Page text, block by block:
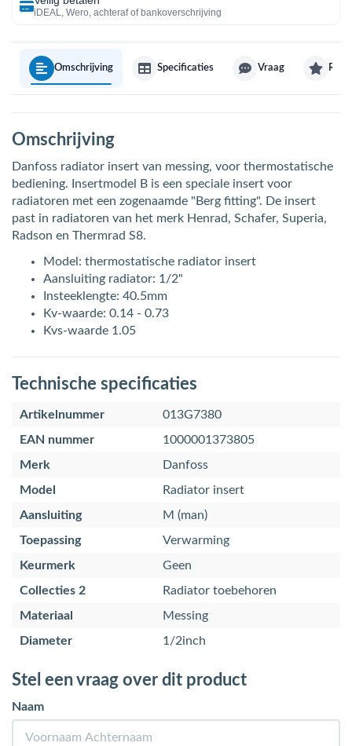
iDEAL, Wero, achteraf of bankoverschrijving
Omschrijving Specificaties Vraag
Omschrijving
Danfoss radiator insert van messing, voor thermostatische
bediening. Insertmodel B is een speciale insert voor
radiatoren met een zogenaamde "Berg fitting". De insert
past in radiatoren van het merk Henrad, Schafer, Superia,
Radson en Thermrad S8.
Model: thermostatische radiator insert
Aansluiting radiator: 1/2"
Insteeklengte: 40.5mm
Kv-waarde: 0.14 - 0.73
Kvs-waarde 1.05
Technische specificaties
Artikelnummer
013G7380
EAN nummer
1000001373805
Merk
Danfoss
Model
Radiator insert
Aansluiting
M (man)
Toepassing
Verwarming
Keurmerk
Geen
Collecties 2
Radiator toebehoren
Materiaal
Messing
Diameter
1/2inch
Stel een vraag over dit product
Naam